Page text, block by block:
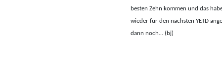
besten Zehn kommen und das
wieder für den nächsten YETD
dann noch… (bj)